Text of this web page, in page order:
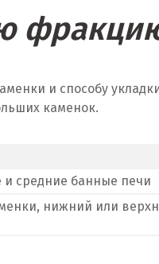
и способу
каменок.
средние банные печи
нижний или